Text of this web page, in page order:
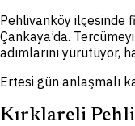
Pehlivanköy ilçesinde
Çankaya’da.
adımlarını yürütüyor,
Ertesi gün anlaşmalı
Kırklareli